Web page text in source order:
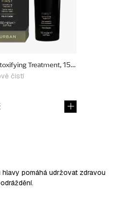
Treatment, 150 ml
čistí
pomáhá udržovat zdravou